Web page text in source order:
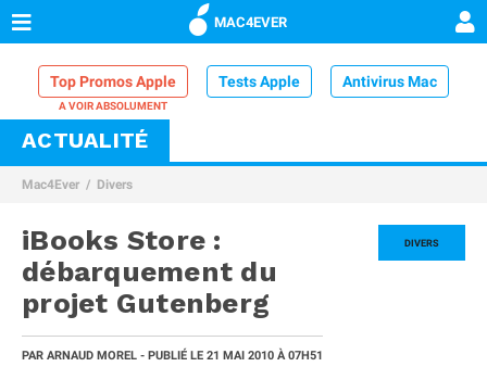
MAC4EVER
Top Promos Apple Tests Apple Antivirus Mac
VPN Mac
Comparatif iPhone
ACTUALITÉ
Mac4Ever Divers
DIVERS
iBooks Store :
débarquement du
projet Gutenberg
PAR ARNAUD MOREL - PUBLIÉ LE 21 MAI 2010 À 07H51